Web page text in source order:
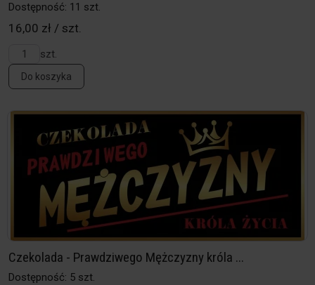
Dostępność: 11 szt.
16,00 zł / szt.
szt.
Do koszyka
Czekolada - Prawdziwego Mężczyzny króla ...
Dostępność: 5 szt.